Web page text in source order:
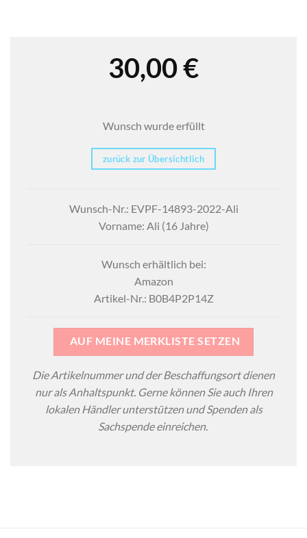
30,00€
Wunsch wurde erfüllt
zurück zur Übersichtlich
Wunsch-Nr.: EVPF-14893-2022-Ali
Vorname: Ali (16 Jahre)
Wunsch erhältlich bei:
Amazon
Artikel-Nr.: B0B4P2P14Z
AUF MEINE MERKLISTE SETZEN
Die Artikelnummer und der Beschaffungsort dienen
nur als Anhaltspunkt. Gerne können Sie auch Ihren
lokalen Händler unterstützen und Spenden als
Sachspende einreichen.